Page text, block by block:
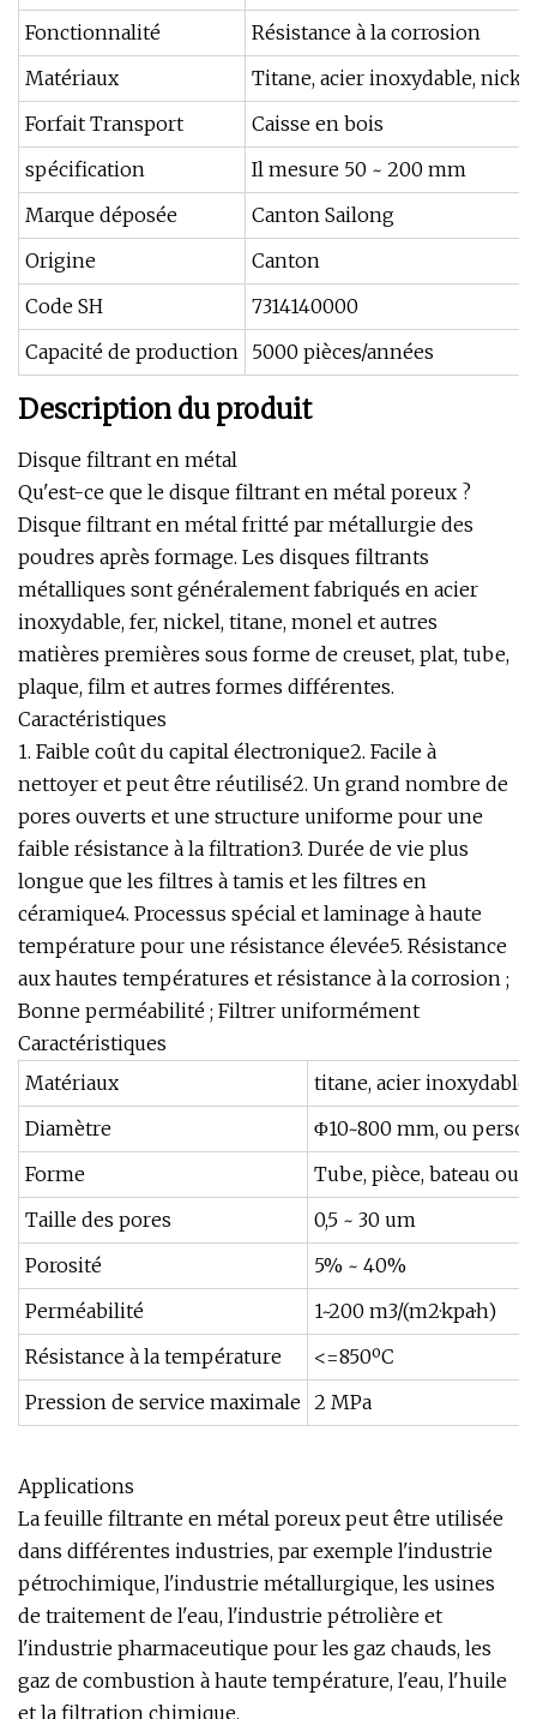
Fonctionnalité
Résistance à la corrosion
Matériaux
Titane, acier inoxydable, nickel
Forfait Transport
Caisse en bois
spécification
Il mesure 50 ~ 200 mm
Marque déposée
Canton Sailong
Origine
Canton
Code SH
7314140000
Capacité de production 5000 pièces/années
Description du produit
Disque filtrant en métal
Qu'est-ce que le disque filtrant en métal poreux ?
Disque filtrant en métal fritté par métallurgie des
poudres après formage. Les disques filtrants
métalliques sont généralement fabriqués en acier
inoxydable, fer, nickel, titane, monel et autres
matières premières sous forme de creuset, plat, tube,
plaque, film et autres formes différentes.
Caractéristiques
1. Faible coût du capital électronique2. Facile à
nettoyer et peut être réutilisé2. Un grand nombre de
pores ouverts et une structure uniforme pour une
faible résistance à la filtration3. Durée de vie plus
longue que les filtres à tamis et les filtres en
céramique4. Processus spécial et laminage à haute
température pour une résistance élevée5. Résistance
aux hautes températures et résistance à la corrosion ;
Bonne perméabilité ; Filtrer uniformément
Caractéristiques
Matériaux
titane, acier
Diamètre
Φ10~800 mm, ou
Forme
Tube, pièce, bateau ou
Taille des pores
0,5 ~ 30 um
Porosité
5% ~ 40%
Perméabilité
1~200 m3/(m2·kpa·h)
Résistance à la température
<=850ºC
Pression de service maximale 2 MPa
Applications
La feuille filtrante en métal poreux peut être utilisée
dans différentes industries, par exemple l'industrie
pétrochimique, l'industrie métallurgique, les usines
de traitement de l'eau, l'industrie pétrolière et
l'industrie pharmaceutique pour les gaz chauds, les
gaz de combustion à haute température, l'eau, l'huile
et la filtration chimique.